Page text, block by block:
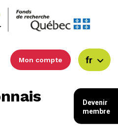
Mon compte fr
Devenir
membre